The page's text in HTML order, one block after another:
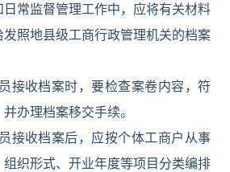
常监督管理工作中，应将有关材料
照地县级工商行政管理机关的档案
接收档案时，要检查案卷内容，符
办理档案移交手续。
接收档案后，应按个体工商户从事
织形式、开业年度等项目分类编排